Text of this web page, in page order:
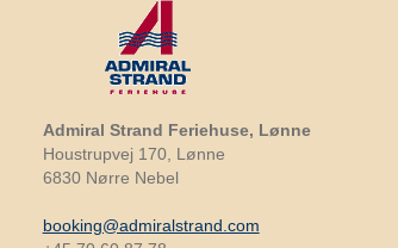
Admiral Strand Feriehuse, Lønne
Houstrupvej 170, Lønne
6830 Nørre Nebel
booking@admiralstrand.com